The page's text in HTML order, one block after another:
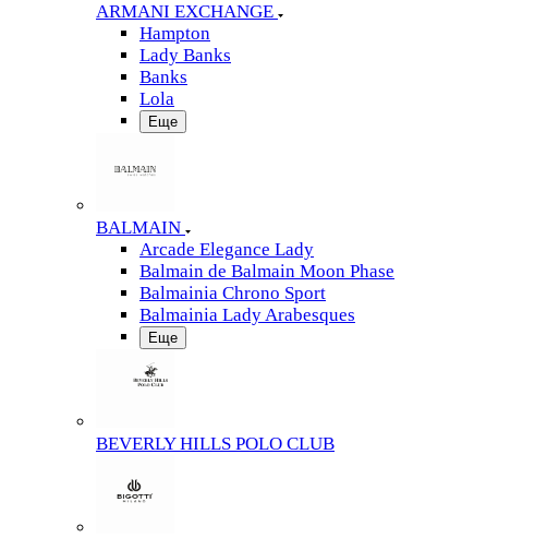
ARMANI EXCHANGE
Hampton
Lady Banks
Banks
Lola
Еще
BALMAIN
Arcade Elegance Lady
Balmain de Balmain Moon Phase
Balmainia Chrono Sport
Balmainia Lady Arabesques
Еще
BEVERLY HILLS POLO CLUB